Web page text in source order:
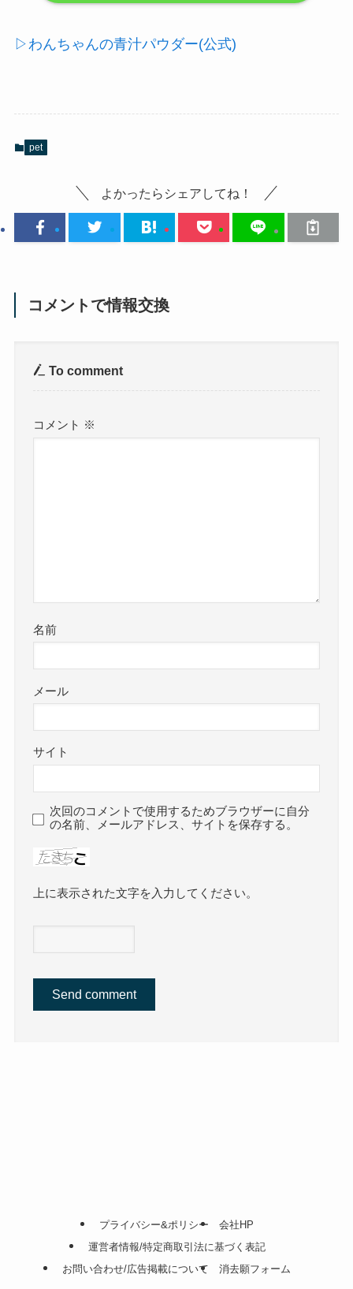
▷わんちゃんの青汁パウダー(公式)
pet
よかったらシェアしてね！
コメントで情報交換
To comment
コメント ※
名前
メール
サイト
次回のコメントで使用するためブラウザーに自分
の名前、メールアドレス、サイトを保存する。
上に表示された文字を入力してください。
プライバシー&ポリシー
会社HP
運営者情報/特定商取引法に基づく表記
お問い合わせ/広告掲載について
消去願フォーム